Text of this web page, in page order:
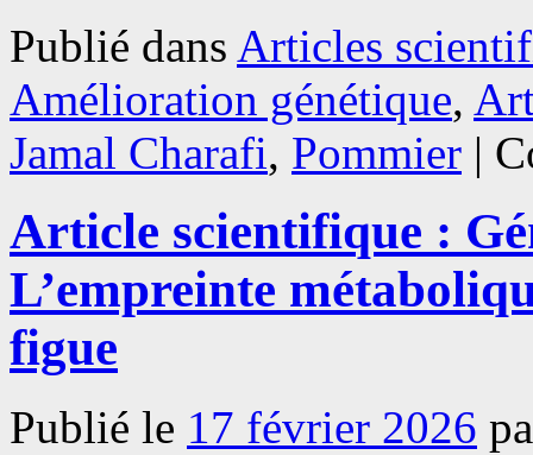
Publié dans Articles
Amélioration génétique,
Jamal Charafi, Pommier |
Article scientifique :
L’empreinte
figue
Publié le 17 février 2026